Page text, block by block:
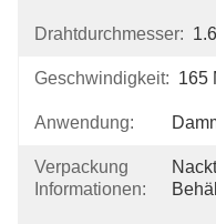
Drahtdurchmesser:
Geschwindigkeit: 165
Anwendung:
Verpackung
Informationen: